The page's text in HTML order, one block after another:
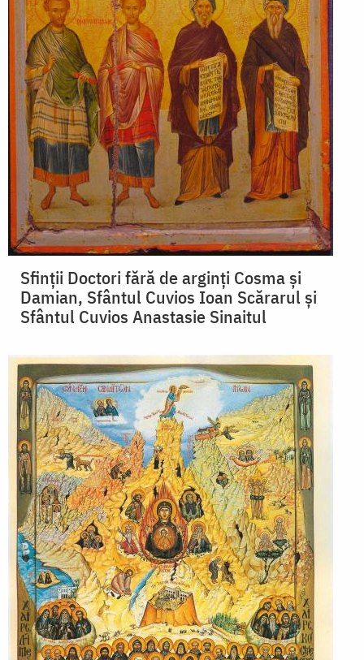
Sfinţii Doctori fără de arginţi Cosma şi
Damian, Sfântul Cuvios Ioan Scărarul şi
Sfântul Cuvios Anastasie Sinaitul